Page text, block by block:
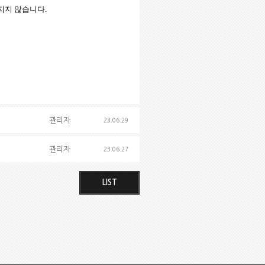
지 않습니다.
관리자 23.06.29
관리자 23.06.27
LIST